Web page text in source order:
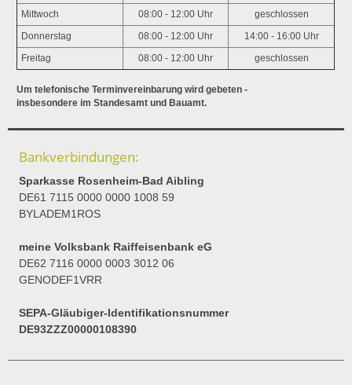
Mittwoch 08:00 - 12:00 Uhr geschlossen
Donnerstag 08:00 - 12:00 Uhr 14:00 - 16:00 Uhr
Freitag 08:00 - 12:00 Uhr geschlossen
Um telefonische Terminvereinbarung wird gebeten -
insbesondere im Standesamt und Bauamt.
Bankverbindungen:
Sparkasse Rosenheim-Bad Aibling
DE61 7115 0000 0000 1008 59
BYLADEM1ROS
meine Volksbank Raiffeisenbank eG
DE62 7116 0000 0003 3012 06
GENODEF1VRR
SEPA-Gläubiger-Identifikationsnummer
DE93ZZZ00000108390